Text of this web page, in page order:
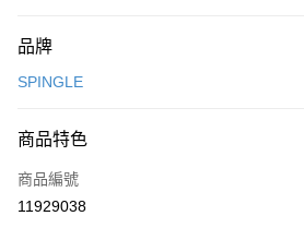
信用卡一次付款
LINE Pay
全盈+PAY
品牌
SPINGLE
商品特色
商品編號
11929038